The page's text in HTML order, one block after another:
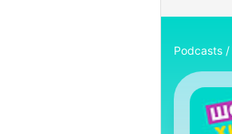
Podcasts